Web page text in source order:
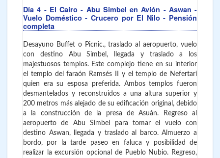
Día 4 - El Cairo - Abu Simbel en Avión - Aswan -
Vuelo Doméstico - Crucero por El Nilo - Pensión
completa
Desayuno Buffet o Picnic., traslado al aeropuerto, vuelo
con destino Abu Simbel, llegada y traslado a los
majestuosos templos. Este complejo tiene en su interior
el templo del faraón Ramsés II y el templo de Nefertari
quien era su esposa preferida. Ambos templos fueron
desmantelados y reconstruidos a una altura superior y
200 metros más alejado de su edificación original, debido
a la construcción de la presa de Asuán. Regreso al
aeropuerto de Abu Simbel para tomar el vuelo con
destino Aswan, llegada y traslado al barco. Almuerzo a
bordo, por la tarde paseo en faluca y posibilidad de
realizar la excursión opcional de Pueblo Nubio. Regreso,